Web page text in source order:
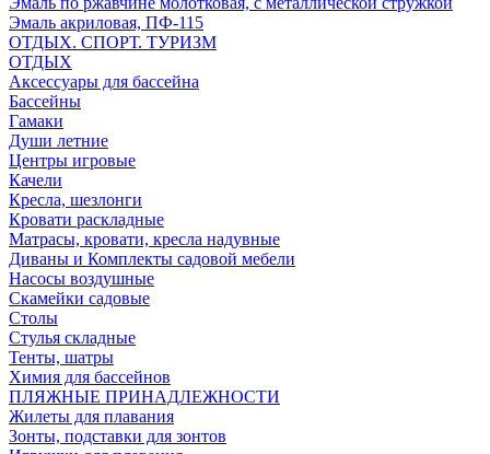
Эмаль акриловая, ПФ-115
ОТДЫХ. СПОРТ. ТУРИЗМ
ОТДЫХ
Аксессуары для бассейна
Бассейны
Гамаки
Души летние
Центры игровые
Качели
Кресла, шезлонги
Кровати раскладные
Матрасы, кровати, кресла надувные
Диваны и Комплекты садовой мебели
Насосы воздушные
Скамейки садовые
Столы
Стулья складные
Тенты, шатры
Химия для бассейнов
ПЛЯЖНЫЕ ПРИНАДЛЕЖНОСТИ
Жилеты для плавания
Зонты, подставки для зонтов